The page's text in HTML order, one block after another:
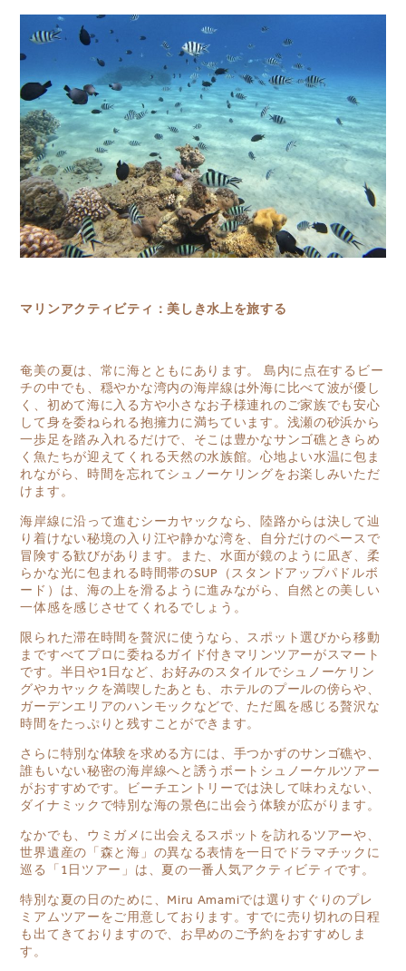
マリンアクティビティ：美しき水上を旅する
奄美の夏は、常に海とともにあります。 島内に点在するビー
チの中でも、穏やかな湾内の海岸線は外海に比べて波が優し
く、初めて海に入る方や小さなお子様連れのご家族でも安心
して身を委ねられる抱擁力に満ちています。浅瀬の砂浜から
一歩足を踏み入れるだけで、そこは豊かなサンゴ礁ときらめ
く魚たちが迎えてくれる天然の水族館。心地よい水温に包ま
れながら、時間を忘れてシュノーケリングをお楽しみいただ
けます。
海岸線に沿って進むシーカヤックなら、陸路からは決して辿
り着けない秘境の入り江や静かな湾を、自分だけのペースで
冒険する歓びがあります。また、水面が鏡のように凪ぎ、柔
らかな光に包まれる時間帯のSUP（スタンドアップパドルボ
ード）は、海の上を滑るように進みながら、自然との美しい
一体感を感じさせてくれるでしょう。
限られた滞在時間を贅沢に使うなら、スポット選びから移動
まですべてプロに委ねるガイド付きマリンツアーがスマート
です。半日や1日など、お好みのスタイルでシュノーケリン
グやカヤックを満喫したあとも、ホテルのプールの傍らや、
ガーデンエリアのハンモックなどで、ただ風を感じる贅沢な
時間をたっぷりと残すことができます。
さらに特別な体験を求める方には、手つかずのサンゴ礁や、
誰もいない秘密の海岸線へと誘うボートシュノーケルツアー
がおすすめです。ビーチエントリーでは決して味わえない、
ダイナミックで特別な海の景色に出会う体験が広がります。
なかでも、ウミガメに出会えるスポットを訪れるツアーや、
世界遺産の「森と海」の異なる表情を一日でドラマチックに
巡る「1日ツアー」は、夏の一番人気アクティビティです。
特別な夏の日のために、Miru Amamiでは選りすぐりのプレ
ミアムツアーをご用意しております。すでに売り切れの日程
も出てきておりますので、お早めのご予約をおすすめしま
す。